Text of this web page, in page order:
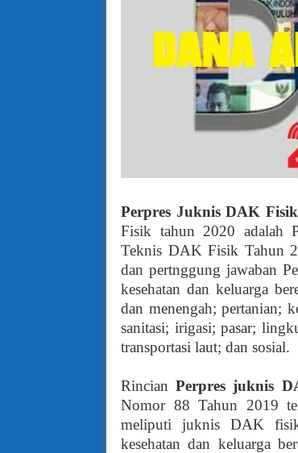
Perpres Juknis DAK
Fisik tahun 2020 adalah
Teknis DAK Fisik Tahun
dan pertnggung jawaban
kesehatan dan keluarga
dan menengah; pertanian;
sanitasi; irigasi; pasar;
transportasi laut; dan sosial.
RincianPerpres juknis
Nomor 88 Tahun 2019
meliputi juknis DAK
kesehatan dan keluarga